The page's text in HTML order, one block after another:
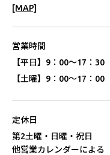
[MAP]
営業時間
【平⽇】 9：00〜17：30
【⼟曜】 9：00〜17：00
定休⽇
第2⼟曜・⽇曜・祝⽇
他営業カレンダーによる